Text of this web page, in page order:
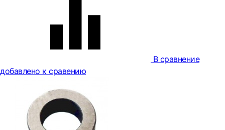
В сравнение
добавлено к сравению